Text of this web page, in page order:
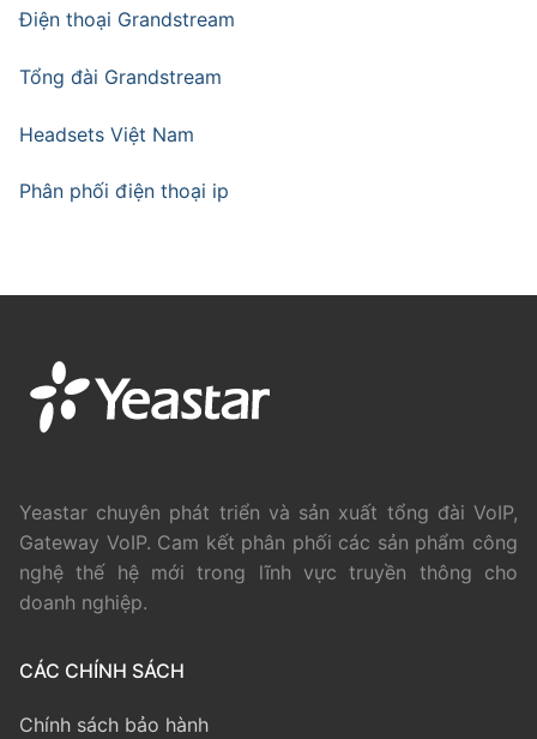
Điện thoại Grandstream
Tổng đài Grandstream
Headsets Việt Nam
Phân phối điện thoại ip
Yeastar chuyên phát triển và sản xuất tổng đài VoIP,
Gateway VoIP. Cam kết phân phối các sản phẩm công
nghệ thế hệ mới trong lĩnh vực truyền thông cho
doanh nghiệp.
CÁC CHÍNH SÁCH
Chính sách bảo hành